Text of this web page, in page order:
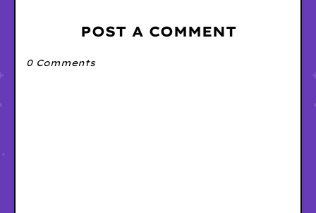
POST A COMMENT
0 Comments